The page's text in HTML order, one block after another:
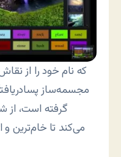
مجسمه‌ساز
گرفته است، از
می‌کند تا خام‌ترین